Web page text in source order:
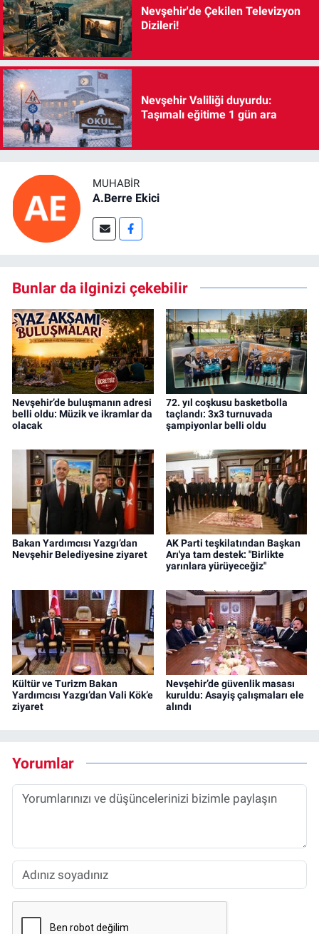
Nevşehir'de Çekilen Televizyon
Dizileri!
Nevşehir Valiliği duyurdu:
Taşımalı eğitime 1 gün ara
MUHABIR
A.Berre Ekici
Bunlar da ilginizi çekebilir
Nevşehir’de buluşmanın adresi
belli oldu: Müzik ve ikramlar da
olacak
72. yıl coşkusu basketbolla
taçlandı: 3x3 turnuvada
şampiyonlar belli oldu
Bakan Yardımcısı Yazgı’dan
Nevşehir Belediyesine ziyaret
AK Parti teşkilatından Başkan
Arı'ya tam destek: "Birlikte
yarınlara yürüyeceğiz"
Kültür ve Turizm Bakan
Yardımcısı Yazgı’dan Vali Kök’e
ziyaret
Nevşehir’de güvenlik masası
kuruldu: Asayiş çalışmaları ele
alındı
Yorumlar